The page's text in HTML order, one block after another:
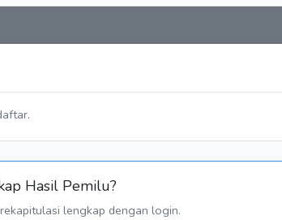
Hasil Pemilu?
lengkap dengan login.